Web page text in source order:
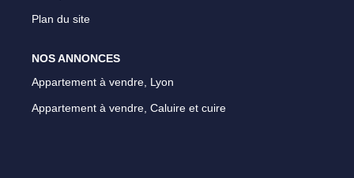
Plan du site
NOS ANNONCES
Appartement à vendre, Lyon
Appartement à vendre, Caluire et cuire